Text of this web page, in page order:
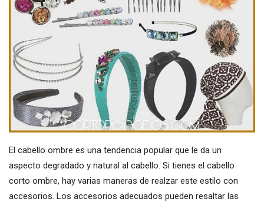
El cabello ombre es una tendencia popular que le da un
aspecto degradado y natural al cabello. Si tienes el cabello
corto ombre, hay varias maneras de realzar este estilo con
accesorios. Los accesorios adecuados pueden resaltar las